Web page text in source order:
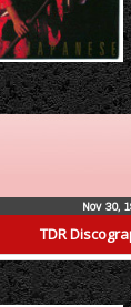
TDR
Nov 30,